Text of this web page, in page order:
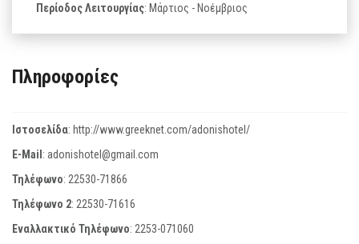
Περίοδος Λειτουργίας: Μάρτιος - Νοέμβριος
Πληροφορίες
Ιστοσελίδα: http://www.greeknet.com/adonishotel/
E-Mail: adonishotel@gmail.com
Τηλέφωνο: 22530-71866
Τηλέφωνο 2: 22530-71616
Εναλλακτικό Τηλέφωνο: 2253-071060